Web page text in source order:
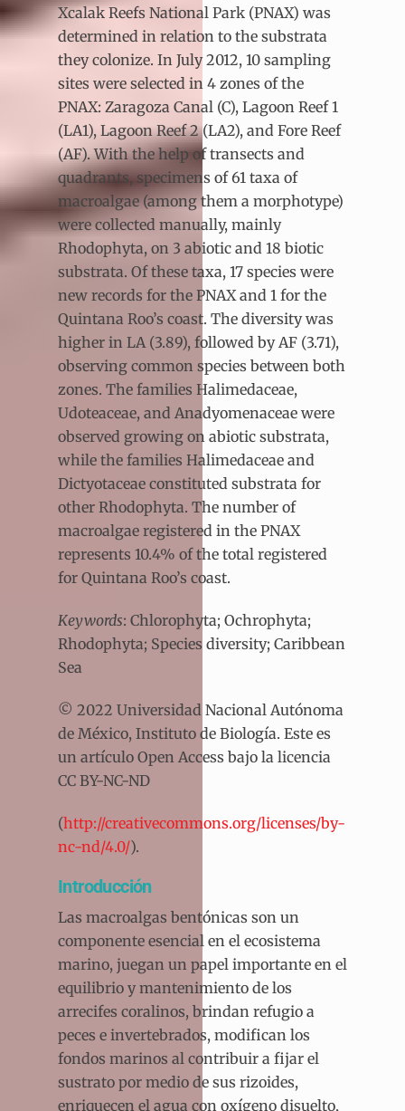
Xcalak Reefs National Park (PNAX) was
determined in relation to the substrata
they colonize. In July 2012, 10 sampling
sites were selected in 4 zones of the
PNAX: Zaragoza Canal (C), Lagoon Reef 1
(LA1), Lagoon Reef 2 (LA2), and Fore Reef
(AF). With the help of transects and
quadrants, specimens of 61 taxa of
macroalgae (among them a morphotype)
were collected manually, mainly
Rhodophyta, on 3 abiotic and 18 biotic
substrata. Of these taxa, 17 species were
new records for the PNAX and 1 for the
Quintana Roo’s coast. The diversity was
higher in LA (3.89), followed by AF (3.71),
observing common species between both
zones. The families Halimedaceae,
Udoteaceae, and Anadyomenaceae were
observed growing on abiotic substrata,
while the families Halimedaceae and
Dictyotaceae constituted substrata for
other Rhodophyta. The number of
macroalgae registered in the PNAX
represents 10.4% of the total registered
for Quintana Roo’s coast.
Keywords: Chlorophyta; Ochrophyta;
Rhodophyta; Species diversity; Caribbean
Sea
© 2022 Universidad Nacional Autónoma
de México, Instituto de Biología. Este es
un artículo Open Access bajo la licencia
CC BY-NC-ND
(http://creativecommons.org/licenses/by-
nc-nd/4.0/).
Introducción
Las macroalgas bentónicas son un
componente esencial en el ecosistema
marino, juegan un papel importante en el
equilibrio y mantenimiento de los
arrecifes coralinos, brindan refugio a
peces e invertebrados, modifican los
fondos marinos al contribuir a fijar el
sustrato por medio de sus rizoides,
enriquecen el agua con oxígeno disuelto,